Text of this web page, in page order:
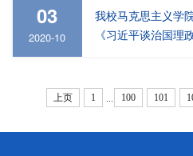
03
2020-10
我校马克思主义学
《习近平谈治国理
上页 1 ... 100 101